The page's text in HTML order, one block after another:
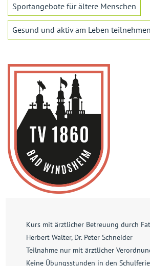
Sportangebote für ältere Menschen
Gesund und aktiv am Leben teilnehmen
Kurs mit ärztlicher Betreuung durch
Herbert Walter, Dr. Peter Schneider
Teilnahme nur mit ärztlicher
Keine Übungsstunden in den